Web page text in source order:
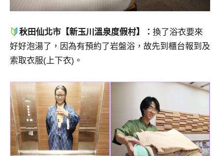
秋田仙北市【新玉川溫泉度假村】：換了浴衣要來
好好泡湯了，因為有預約了岩盤浴，故先到櫃台報到及
索取衣服(上下衣)。